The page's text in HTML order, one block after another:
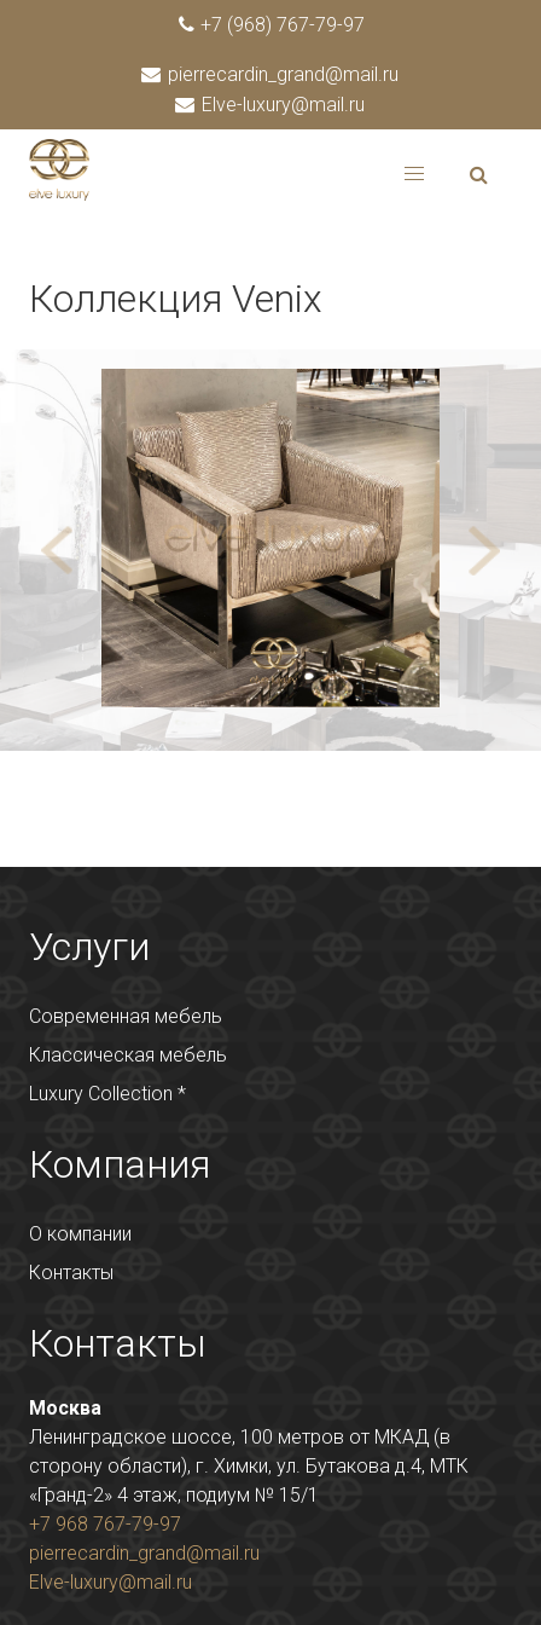
+7 (968) 767-79-97
pierrecardin_grand@mail.ru
Elve-luxury@mail.ru
Коллекция Venix
Услуги
Современная мебель
Классическая мебель
Luxury Collection *
Компания
О компании
Контакты
Контакты
Москва
Ленинградское шоссе, 100 метров от МКАД (в
сторону области), г. Химки, ул. Бутакова д.4, МТК
«Гранд-2» 4 этаж, подиум № 15/1
+7 968 767-79-97
pierrecardin_grand@mail.ru
Elve-luxury@mail.ru